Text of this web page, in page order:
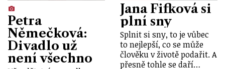
Petra
Němečková:
Divadlo už
není všechno
Jana Fifková si
plní sny
Splnit si sny, to je vůbec
to nejlepší, co se může
člověku v životě podařit. A
přesně tohle se daří…